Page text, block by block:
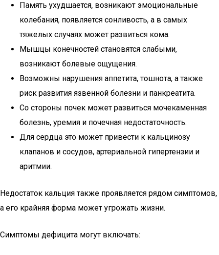
Память ухудшается, возникают эмоциональные
колебания, появляется сонливость, а в самых
тяжелых случаях может развиться кома.
Мышцы конечностей становятся слабыми,
возникают болевые ощущения.
Возможны нарушения аппетита, тошнота, а также
риск развития язвенной болезни и панкреатита.
Со стороны почек может развиться мочекаменная
болезнь, уремия и почечная недостаточность.
Для сердца это может привести к кальцинозу
клапанов и сосудов, артериальной гипертензии и
аритмии.
Недостаток кальция также проявляется рядом симптомов,
а его крайняя форма может угрожать жизни.
Симптомы дефицита могут включать: